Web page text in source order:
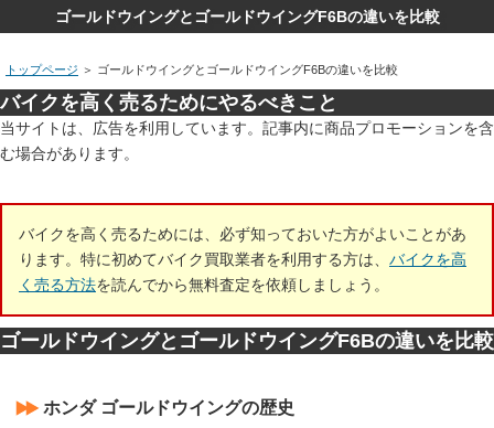
ゴールドウイングとゴールドウイングF6Bの違いを比較
トップページ ＞ ゴールドウイングとゴールドウイングF6Bの違いを比較
バイクを高く売るためにやるべきこと
当サイトは、広告を利用しています。記事内に商品プロモーションを含
む場合があります。
バイクを高く売るためには、必ず知っておいた方がよいことがあ
ります。特に初めてバイク買取業者を利用する方は、 バイクを高
く売る方法を読んでから無料査定を依頼しましょう。
ゴールドウイングとゴールドウイングF6Bの違いを比較
ホンダ ゴールドウイングの歴史